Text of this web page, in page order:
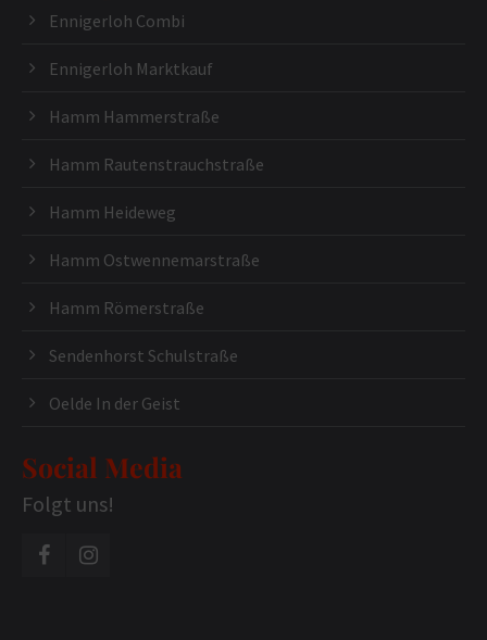
Ennigerloh Combi
Ennigerloh Marktkauf
Hamm Hammerstraße
Hamm Rautenstrauchstraße
Hamm Heideweg
Hamm Ostwennemarstraße
Hamm Römerstraße
Sendenhorst Schulstraße
Oelde In der Geist
Social Media
Folgt uns!